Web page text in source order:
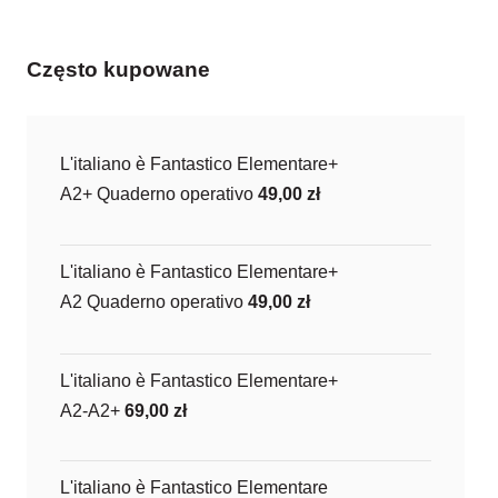
Często kupowane
L'italiano è Fantastico Elementare+
A2+ Quaderno operativo 49,00zł
L'italiano è Fantastico Elementare+
A2 Quaderno operativo 49,00zł
L'italiano è Fantastico Elementare+
A2-A2+ 69,00zł
L'italiano è Fantastico Elementare